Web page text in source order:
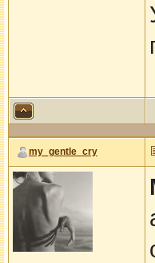
my_gentle_cry